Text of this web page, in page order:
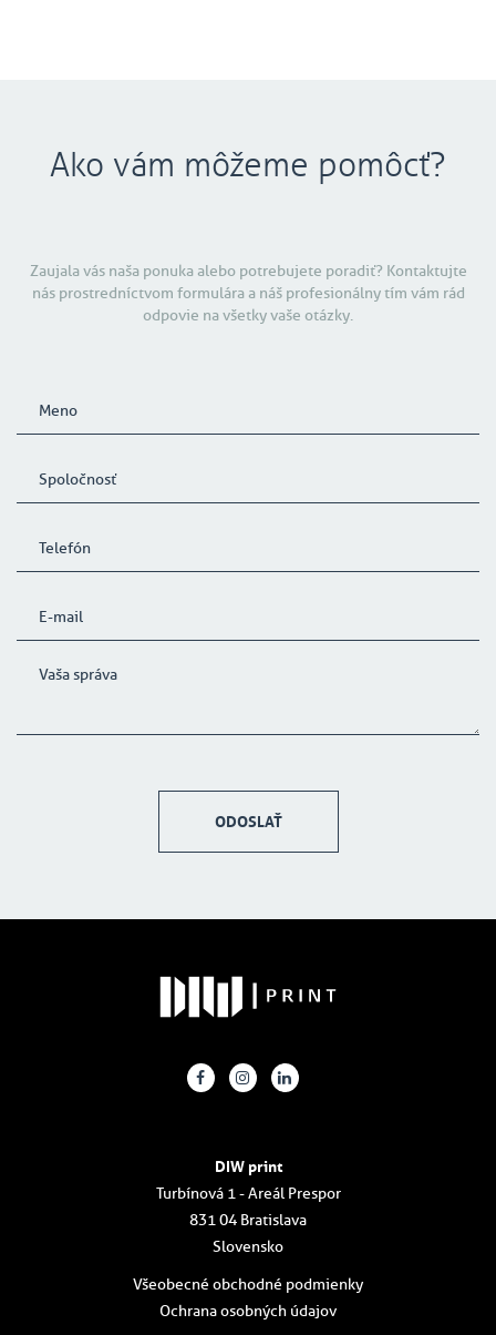
Ako vám môžeme pomôcť?
Zaujala vás naša ponuka alebo potrebujete poradiť? Kontaktujte
nás prostredníctvom formulára a náš profesionálny tím vám rád
odpovie na všetky vaše otázky.
ODOSLAŤ
DIW print
Turbínová 1 - Areál Prespor
831 04 Bratislava
Slovensko
Všeobecné obchodné podmienky
Ochrana osobných údajov